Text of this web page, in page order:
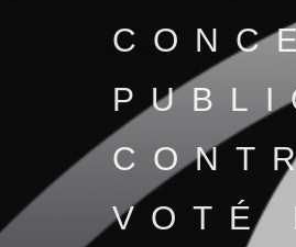
VOTÉ